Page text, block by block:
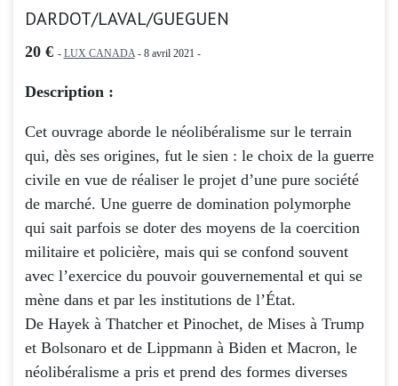
DARDOT/LAVAL/GUEGUEN
20 € - LUX CANADA- 8 avril 2021 -
Description :
Cet ouvrage aborde le néolibéralisme sur le terrain
qui, dès ses origines, fut le sien : le choix de la guerre
civile en vue de réaliser le projet d’une pure société
de marché. Une guerre de domination polymorphe
qui sait parfois se doter des moyens de la coercition
militaire et policière, mais qui se confond souvent
avec l’exercice du pouvoir gouvernemental et qui se
mène dans et par les institutions de l’État.
De Hayek à Thatcher et Pinochet, de Mises à Trump
et Bolsonaro et de Lippmann à Biden et Macron, le
néolibéralisme a pris et prend des formes diverses